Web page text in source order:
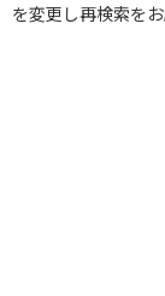
を変更し再検索をお